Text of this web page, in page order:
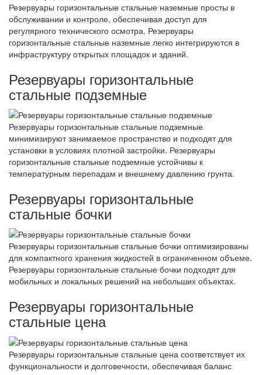
Резервуары горизонтальные стальные наземные просты в
обслуживании и контроле, обеспечивая доступ для
регулярного технического осмотра. Резервуары
горизонтальные стальные наземные легко интегрируются в
инфраструктуру открытых площадок и зданий.
Резервуары горизонтальные
стальные подземные
Резервуары горизонтальные стальные подземные
минимизируют занимаемое пространство и подходят для
установки в условиях плотной застройки. Резервуары
горизонтальные стальные подземные устойчивы к
температурным перепадам и внешнему давлению грунта.
Резервуары горизонтальные
стальные бочки
Резервуары горизонтальные стальные бочки оптимизированы
для компактного хранения жидкостей в ограниченном объеме.
Резервуары горизонтальные стальные бочки подходят для
мобильных и локальных решений на небольших объектах.
Резервуары горизонтальные
стальные цена
Резервуары горизонтальные стальные цена соответствует их
функциональности и долговечности, обеспечивая баланс